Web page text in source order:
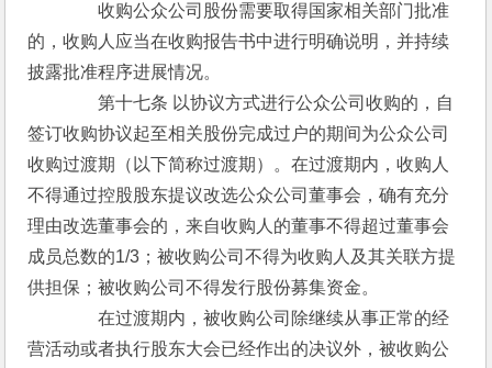
收购公众公司股份需要取得国家相关部门批准
的，收购人应当在收购报告书中进行明确说明，并持续
披露批准程序进展情况。
第十七条 以协议方式进行公众公司收购的，自
签订收购协议起至相关股份完成过户的期间为公众公司
收购过渡期（以下简称过渡期）。在过渡期内，收购人
不得通过控股股东提议改选公众公司董事会，确有充分
理由改选董事会的，来自收购人的董事不得超过董事会
成员总数的1/3；被收购公司不得为收购人及其关联方提
供担保；被收购公司不得发行股份募集资金。
在过渡期内，被收购公司除继续从事正常的经
营活动或者执行股东大会已经作出的决议外，被收购公